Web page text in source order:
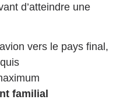
d’atteindre une
vers le pays final,
familial